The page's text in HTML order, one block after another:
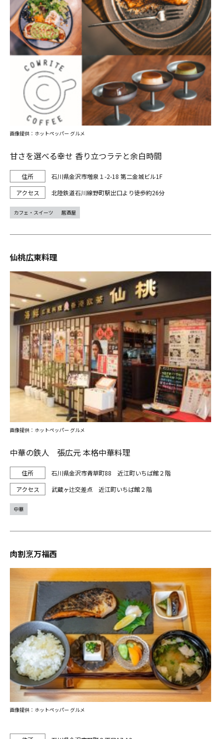
甘さを選べる幸せ 香り立つラテと余白時間
石川県金沢市増泉１-2-18 第二金城ビル1F
北陸鉄道石川線野町駅出口より徒歩約26分
画像提供：ホットペッパー グルメ
カフェ・スイーツ 居酒屋
仙桃広東料理
中華の鉄人 張広元 本格中華料理
石川県金沢市青草町88 近江町いちば館２階
武蔵ヶ辻交差点 近江町いちば館２階
画像提供：ホットペッパー グルメ
中華
肉割烹万福西
画像提供：ホットペッパー グルメ